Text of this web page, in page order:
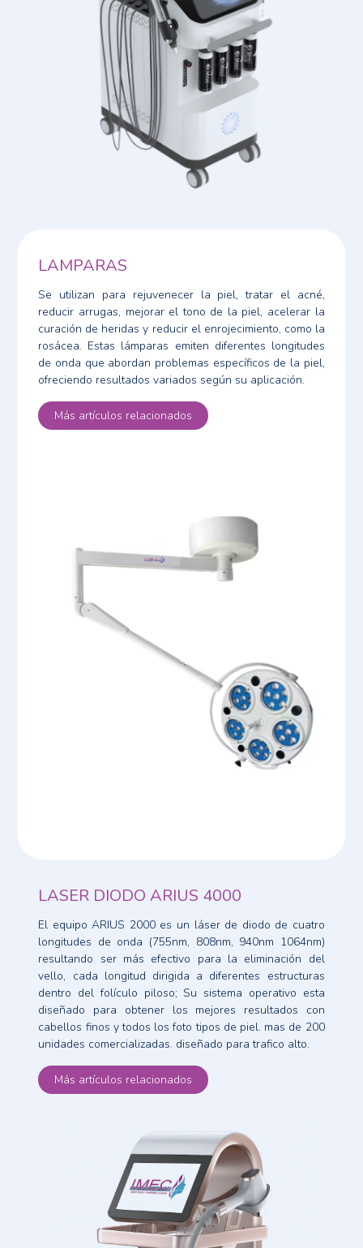
LAMPARAS
Se utilizan para rejuvenecer la piel, tratar el acné,
reducir arrugas, mejorar el tono de la piel, acelerar la
curación de heridas y reducir el enrojecimiento, como la
rosácea. Estas lámparas emiten diferentes longitudes
de onda que abordan problemas específicos de la piel,
ofreciendo resultados variados según su aplicación.
Más artículos relacionados
LASER DIODO ARIUS 4000
El equipo ARIUS 2000 es un láser de diodo de cuatro
longitudes de onda (755nm, 808nm, 940nm 1064nm)
resultando ser más efectivo para la eliminación del
vello, cada longitud dirigida a diferentes estructuras
dentro del folículo piloso; Su sistema operativo esta
diseñado para obtener los mejores resultados con
cabellos finos y todos los foto tipos de piel. mas de 200
unidades comercializadas. diseñado para trafico alto.
Más artículos relacionados